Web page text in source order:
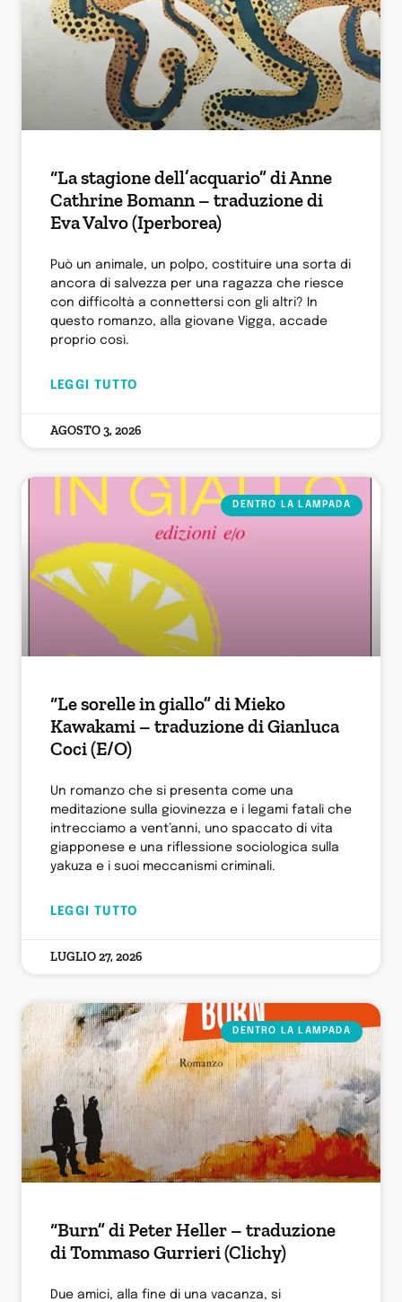
“La stagione dell’acquario” di Anne
Cathrine Bomann – traduzione di
Eva Valvo (Iperborea)
Può un animale, un polpo, costituire una sorta di
ancora di salvezza per una ragazza che riesce
con difficoltà a connettersi con gli altri? In
questo romanzo, alla giovane Vigga, accade
proprio così.
LEGGI TUTTO
AGOSTO 3, 2026
DENTRO LA LAMPADA
“Le sorelle in giallo” di Mieko
Kawakami – traduzione di Gianluca
Coci (E/O)
Un romanzo che si presenta come una
meditazione sulla giovinezza e i legami fatali che
intrecciamo a vent’anni, uno spaccato di vita
giapponese e una riflessione sociologica sulla
yakuza e i suoi meccanismi criminali.
LEGGI TUTTO
LUGLIO 27, 2026
DENTRO LA LAMPADA
“Burn” di Peter Heller – traduzione
di Tommaso Gurrieri (Clichy)
Due amici, alla fine di una vacanza, si